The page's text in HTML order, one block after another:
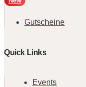
Gutscheine
Quick Links
Events